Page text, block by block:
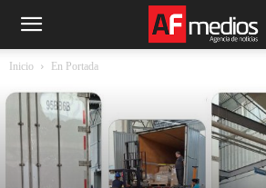
Inicio En Portada